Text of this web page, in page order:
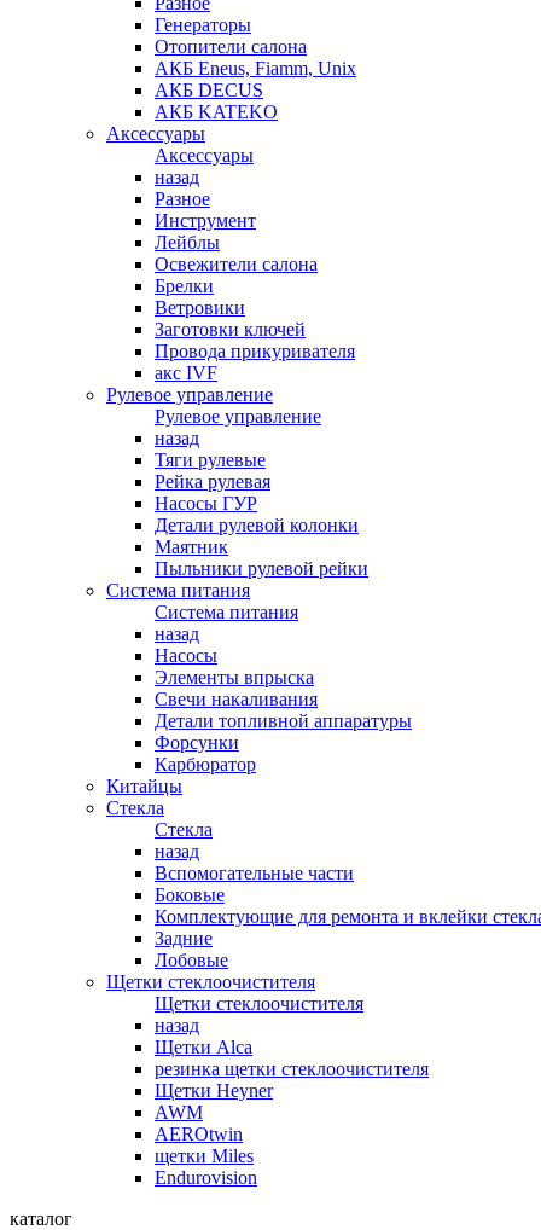
Генераторы
Отопители салона
АКБ Eneus, Fiamm, Unix
АКБ DECUS
АКБ KATEKO
Аксессуары
Аксессуары
назад
Разное
Инструмент
Лейблы
Освежители салона
Брелки
Ветровики
Заготовки ключей
Провода прикуривателя
акс IVF
Рулевое управление
Рулевое управление
назад
Тяги рулевые
Рейка рулевая
Насосы ГУР
Детали рулевой колонки
Маятник
Пыльники рулевой рейки
Система питания
Система питания
назад
Насосы
Элементы впрыска
Свечи накаливания
Детали топливной аппаратуры
Форсунки
Карбюратор
Китайцы
Стекла
Стекла
назад
Вспомогательные части
Боковые
Комплектующие для ремонта и вклейки
Задние
Лобовые
Щетки стеклоочистителя
Щетки стеклоочистителя
назад
Щетки Alca
резинка щетки стеклоочистителя
Щетки Heyner
AWM
AEROtwin
щетки Miles
Endurovision
каталог